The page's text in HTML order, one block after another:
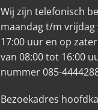
Wij zijn telefonisch
maandag t/m vrijdag
17:00 uur en op
van 08:00 tot 16:00
nummer 085-
Bezoekadres